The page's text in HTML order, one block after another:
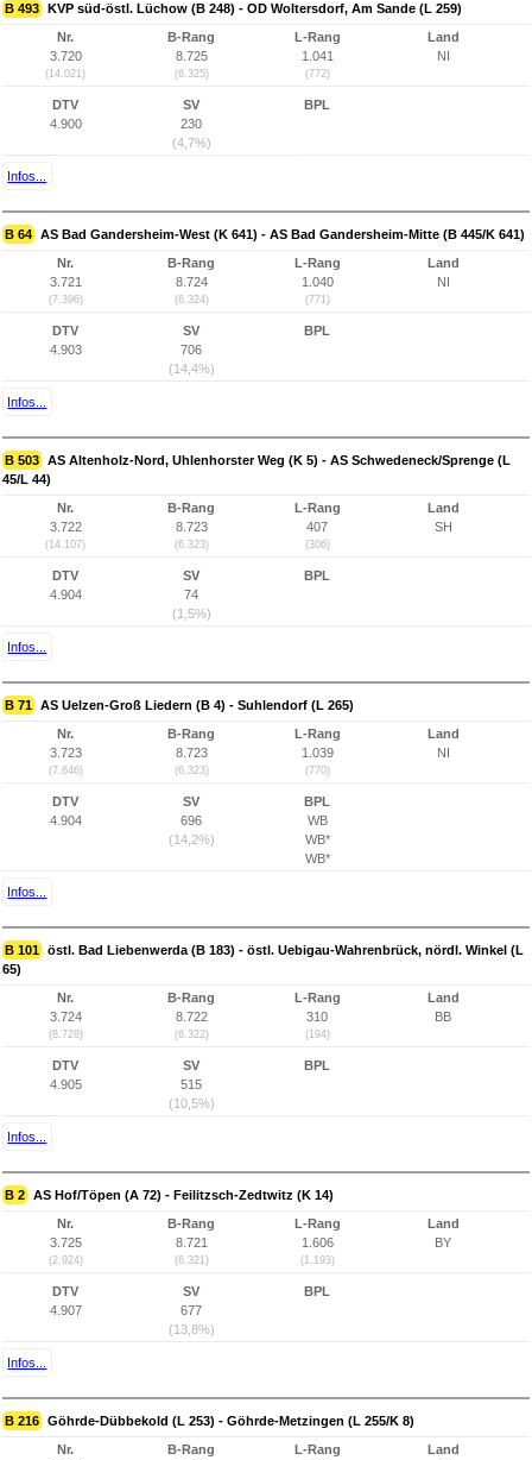
B 493 KVP süd-östl. Lüchow (B 248) - OD Woltersdorf, Am Sande (L 259)
Nr.
3.720
(14.021)
B-Rang
8.725
(6.325)
L-Rang
1.041
(772)
Land
NI
DTV
4.900
SV
230
(4,7%)
BPL
Infos...
B 64 AS Bad Gandersheim-West (K 641) - AS Bad Gandersheim-Mitte (B 445/K 641)
Nr.
3.721
(7.396)
B-Rang
8.724
(6.324)
L-Rang
1.040
(771)
Land
NI
DTV
4.903
SV
706
(14,4%)
BPL
Infos...
B 503 AS Altenholz-Nord, Uhlenhorster Weg (K 5) - AS Schwedeneck/Sprenge (L
45/L 44)
Nr.
3.722
(14.107)
B-Rang
8.723
(6.323)
L-Rang
407
(306)
Land
SH
DTV
4.904
SV
74
(1,5%)
BPL
Infos...
B 71 AS Uelzen-Groß Liedern (B 4) - Suhlendorf (L 265)
Nr.
3.723
(7.646)
B-Rang
8.723
(6.323)
L-Rang
1.039
(770)
Land
NI
DTV
4.904
SV
696
(14,2%)
BPL
WB
WB*
WB*
Infos...
B 101 östl. Bad Liebenwerda (B 183) - östl. Uebigau-Wahrenbrück, nördl. Winkel (L
65)
Nr.
3.724
(8.728)
B-Rang
8.722
(6.322)
L-Rang
310
(194)
Land
BB
DTV
4.905
SV
515
(10,5%)
BPL
Infos...
B 2 AS Hof/Töpen (A 72) - Feilitzsch-Zedtwitz (K 14)
Nr.
3.725
(2.924)
B-Rang
8.721
(6.321)
L-Rang
1.606
(1.193)
Land
BY
DTV
4.907
SV
677
(13,8%)
BPL
Infos...
B 216 Göhrde-Dübbekold (L 253) - Göhrde-Metzingen (L 255/K 8)
Nr.
B-Rang
L-Rang
Land